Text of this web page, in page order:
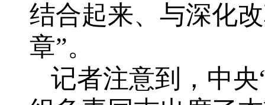
结合起来、与深化
章”。
记者注意到，中